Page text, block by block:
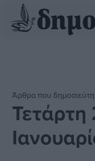
Άρθρα που
Τετάρτη